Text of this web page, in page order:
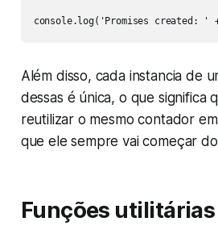
console.log('Promises created: '
Além disso, cada instancia de
dessas é única, o que significa
reutilizar o mesmo contador
que ele sempre vai começar do
Funções utilitárias